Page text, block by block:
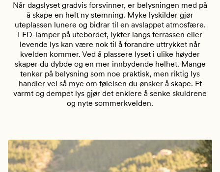
Når dagslyset gradvis forsvinner, er belysningen med på
å skape en helt ny stemning. Myke lyskilder gjør
uteplassen lunere og bidrar til en avslappet atmosfære.
LED-lamper på utebordet, lykter langs terrassen eller
levende lys kan være nok til å forandre uttrykket når
kvelden kommer. Ved å plassere lyset i ulike høyder
skaper du dybde og en mer innbydende helhet. Mange
tenker på belysning som noe praktisk, men riktig lys
handler vel så mye om følelsen du ønsker å skape. Et
varmt og dempet lys gjør det enklere å senke skuldrene
og nyte sommerkvelden.